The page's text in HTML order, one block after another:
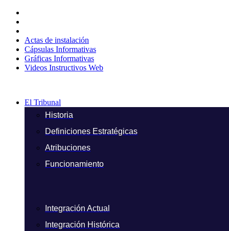
contenido
Actas de instalación
Cápsulas Informativas
Gráficas Informativas
Videos Instructivos Web
El Tribunal
Historia
Definiciones Estratégicas
Atribuciones
Funcionamiento
Integración Actual
Integración Histórica